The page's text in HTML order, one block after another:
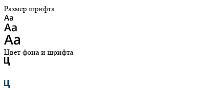
Размер шрифта
Цвет фона и шрифта